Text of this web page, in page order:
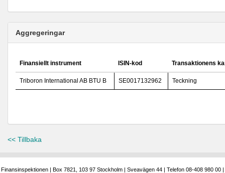
Aggregeringar
Finansiellt instrument ISIN-kod Transaktionens
Triboron International AB BTU B SE0017132962 Teckning
<< Tillbaka
Finansinspektionen | Box 7821, 103 97 Stockholm | Sveavägen 44 | Telefon 08-408 980 00 |